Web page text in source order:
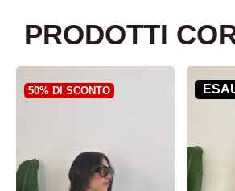
PRODOTTI
50% DI SCONTO